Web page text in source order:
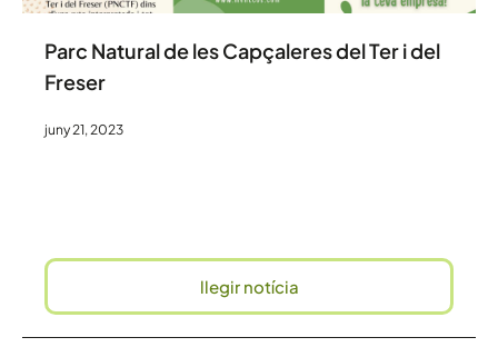
Parc Natural de les Capçaleres del Ter i del
Freser
juny 21, 2023
llegir notícia